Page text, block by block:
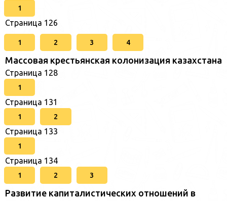
1
Страница 126
1 2 3 4
Массовая крестьянская колонизация казахстана
Страница 128
1
Страница 131
1 2
Страница 133
1
Страница 134
1 2 3
Развитие капиталистических отношений в